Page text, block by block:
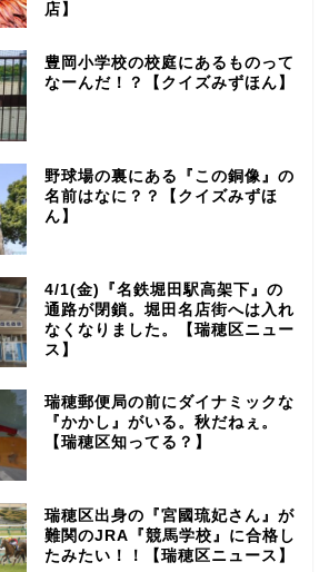
店】
豊岡小学校の校庭にあるものって
なーんだ！？【クイズみずほん】
野球場の裏にある『この銅像』の
名前はなに？？【クイズみずほ
ん】
4/1(金)『名鉄堀田駅高架下』の
通路が閉鎖。堀田名店街へは入れ
なくなりました。【瑞穂区ニュー
ス】
瑞穂郵便局の前にダイナミックな
『かかし』がいる。秋だねぇ。
【瑞穂区知ってる？】
瑞穂区出身の『宮國琉妃さん』が
難関のJRA『競馬学校』に合格し
たみたい！！【瑞穂区ニュース】